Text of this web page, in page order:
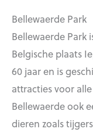
Bellewaerde Park
Bellewaerde Park
Belgische plaats
60 jaar en is
attracties voor
Bellewaerde ook
dieren zoals